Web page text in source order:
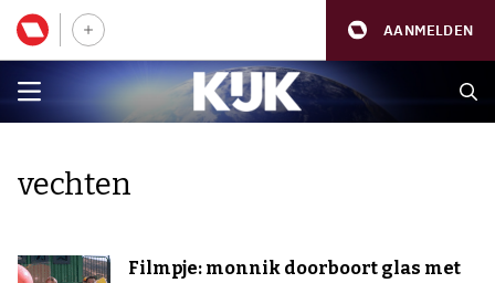
AANMELDEN
vechten
Filmpje: monnik doorboort glas met